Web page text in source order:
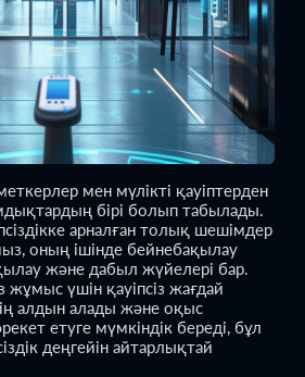
мен мүлікті қауіптерден
бірі болып табылады.
арналған толық шешімдер
оның ішінде бейнебақылау
және дабыл жүйелері бар.
жұмыс үшін қауіпсіз жағдай
алдын алады және оқыс
етуге мүмкіндік береді, бұл
деңгейін айтарлықтай